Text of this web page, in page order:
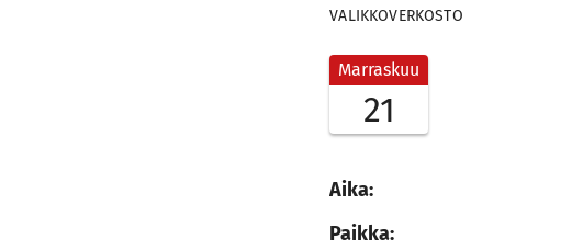
VALIKKOVERKOSTO
Marraskuu
21
Aika:
Paikka: